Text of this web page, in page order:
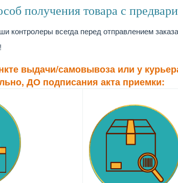
получения товара с
контролеры всегда перед отправлением
выдачи/самовывоза или у
ДО подписания акта приемки: